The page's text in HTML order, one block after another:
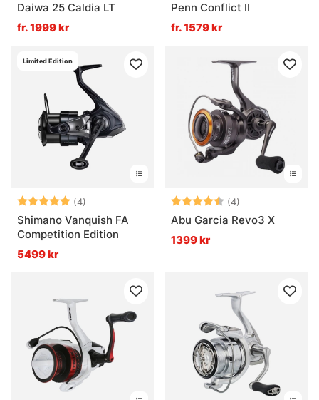
Daiwa 25 Caldia LT
fr. 1999 kr
Penn Conflict II
fr. 1579 kr
Limited Edition
Betyg: (4)
5.0 utav 5 stjärnor
Shimano Vanquish FA
Competition Edition
5499 kr
Betyg: (4)
Abu Garcia Revo3 X
1399 kr